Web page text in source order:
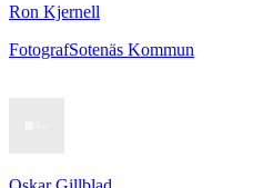
Ron Kjernell
FotografSotenäs Kommun